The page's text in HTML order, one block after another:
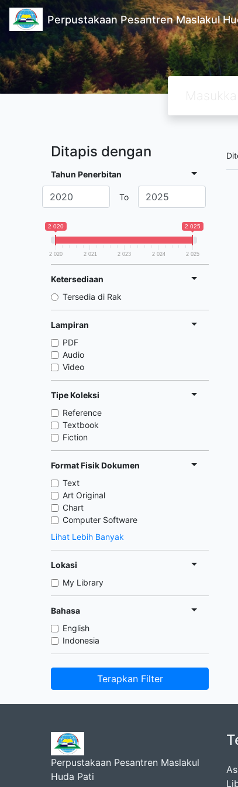
Perpustakaan Pesantren Maslakul
Ditapis dengan
Tahun Penerbitan
To
2 020 2 025
2 020 2 021 2 023 2 024 2 025
Ketersediaan
Tersedia di Rak
Lampiran
PDF
Audio
Video
Tipe Koleksi
Reference
Textbook
Fiction
Format Fisik Dokumen
Text
Art Original
Chart
Computer Software
Lihat Lebih Banyak
Lokasi
My Library
Bahasa
English
Indonesia
Terapkan Filter
Perpustakaan Pesantren Maslakul
Huda Pati